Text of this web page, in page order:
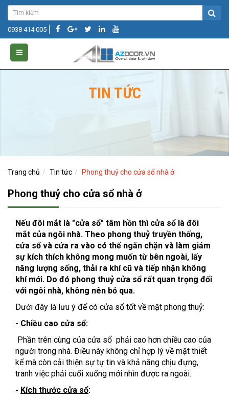
0938 414 005
TIN TỨC
Trang chủ Tin tức Phong thuỷ cho cửa sổ nhà ở
Phong thuỷ cho cửa sổ nhà ở
Nếu đôi mắt là "cửa sổ" tâm hồn thì cửa sổ là đôi
mắt của ngôi nhà. Theo phong thuỷ truyền thống,
cửa sổ và cửa ra vào có thể ngăn chặn và làm giảm
sự kích thích không mong muốn từ bên ngoài, lấy
năng lượng sống, thải ra khí cũ và tiếp nhận không
khí mới. Do đó phong thuỷ cửa sổ rất quan trọng đối
với ngôi nhà, không nên bỏ qua.
Dưới đây là lưu ý để có cửa sổ tốt về mặt phong thuỷ:
- Chiều cao cửa sổ:
Phần trên cùng của cửa sổ phải cao hơn chiều cao của
người trong nhà. Điều này không chỉ hợp lý về mặt thiết
kế mà còn cải thiện sự tự tin và khả năng chịu đựng,
tranh việc phải cuối xuống mới nhìn được ra ngoài.
- Kích thước cửa sổ: